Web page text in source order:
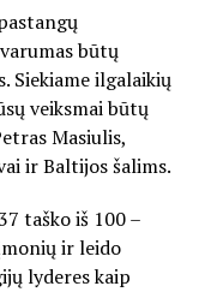
būtų
Siekiame ilgalaikių
veiksmai būtų
Masiulis,
ir Baltijos šalims.
taško iš 100 –
ir leido
lyderes kaip